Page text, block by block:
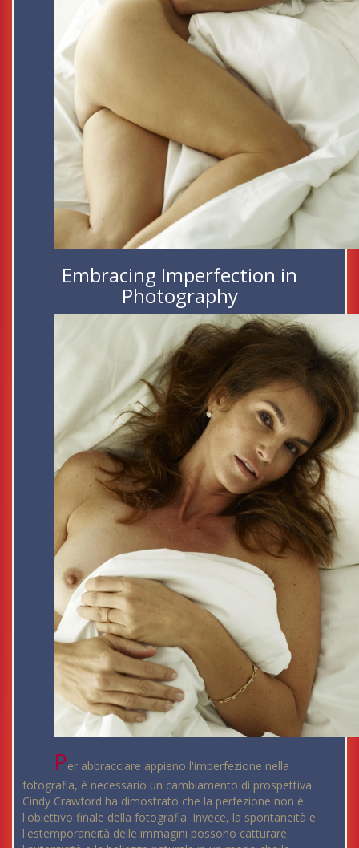
Embracing Imperfection in
Photography
Per abbracciare appieno l'imperfezione nella
fotografia, è necessario un cambiamento di prospettiva.
Cindy Crawford ha dimostrato che la perfezione non è
l'obiettivo finale della fotografia. Invece, la spontaneità e
l'estemporaneità delle immagini possono catturare